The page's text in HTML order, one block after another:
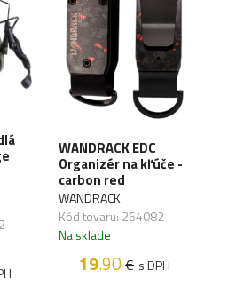
WANDRACK EDC
Organizér na kľúče -
carbon red
WANDRACK
Kód tovaru: 264082
Na sklade
19.90€ s DPH